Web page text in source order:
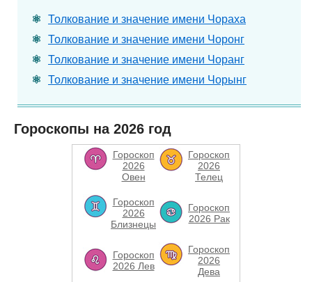
Толкование и значение имени Чораха
Толкование и значение имени Чоронг
Толкование и значение имени Чоранг
Толкование и значение имени Чорынг
Гороскопы на 2026 год
Гороскоп
2026
Овен
Гороскоп
2026
Телец
Гороскоп
2026
Близнецы
Гороскоп
2026 Рак
Гороскоп
2026 Лев
Гороскоп
2026
Дева